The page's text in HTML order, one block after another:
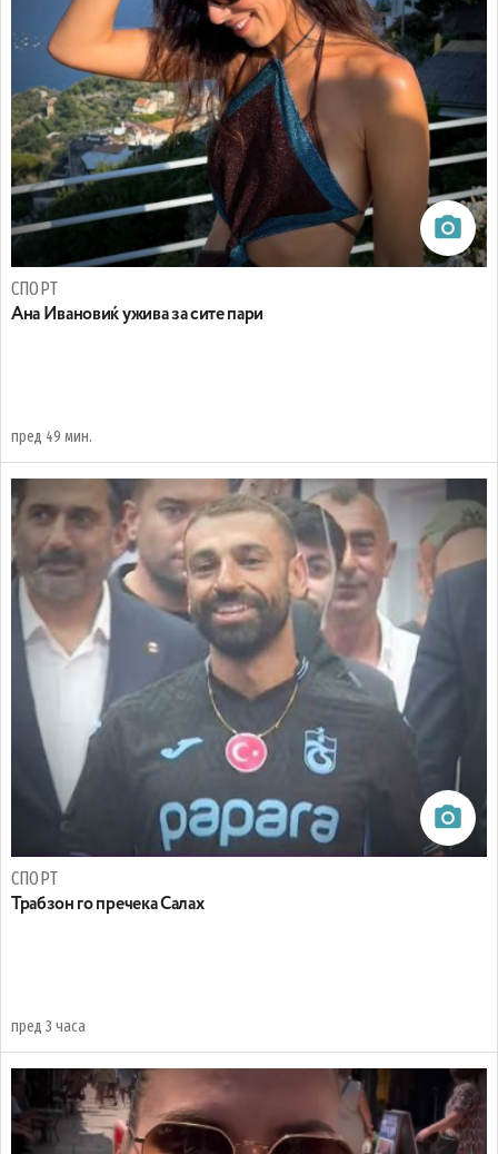
СПОРТ
Ана Ивановиќ ужива за сите пари
пред 49 мин.
СПОРТ
Трабзон го пречека Салах
пред 3 часа